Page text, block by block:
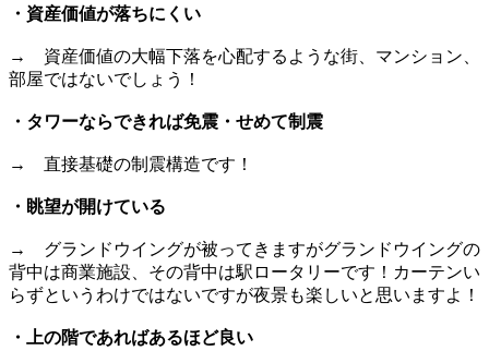
・資産価値が落ちにくい
→ 資産価値の大幅下落を心配するような街、マンション、
部屋ではないでしょう！
・タワーならできれば免震・せめて制震
→ 直接基礎の制震構造です！
・眺望が開けている
→ グランドウイングが被ってきますがグランドウイングの
背中は商業施設、その背中は駅ロータリーです！カーテンい
らずというわけではないですが夜景も楽しいと思いますよ！
・上の階であればあるほど良い